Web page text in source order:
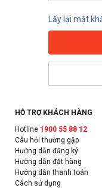
Lấy lại mật
HỖ TRỢ KHÁCH HÀNG
Hotline 1900 55 88 12
Câu hỏi thường gặp
Hướng dẫn đăng ký
Hướng dẫn đặt hàng
Hướng dẫn thanh toán
Cách sử dụng